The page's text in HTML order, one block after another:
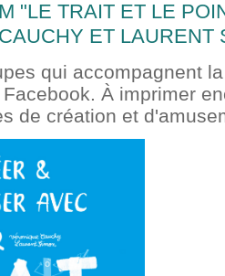
"LE TRAIT ET LE
ET LAURENT
qui accompagnent
À imprimer
de création et